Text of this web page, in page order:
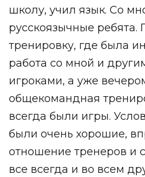
школу, учил язык. Со
русскоязычные
тренировку, где была
работа со мной и
игроками, а уже
общекомандная
всегда были игры.
были очень хорошие,
отношение тренеров и
все всегда и во всем